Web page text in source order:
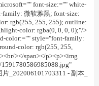
font-size:="" white-
family: 微软雅黑; font-size:
rgb(255, 255, 255); outline:
color: rgba(0, 0, 0, 0);"/>
color:="" style="font-family:
color: rgb(255, 255,
></span></p><p><img
_202006101703311 - 副本_